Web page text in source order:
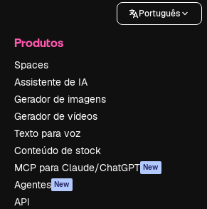
Português
Produtos
Spaces
Assistente de IA
Gerador de imagens
Gerador de vídeos
Texto para voz
Conteúdo de stock
MCP para Claude/ChatGPT New
Agentes New
API